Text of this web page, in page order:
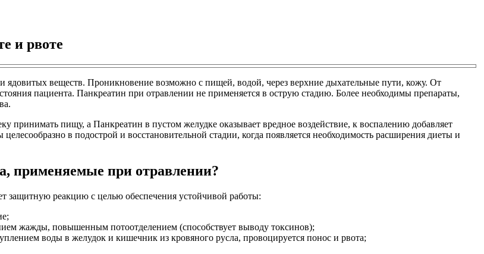
и рвоте
ядовитых веществ. Проникновение возможно с пищей, водой, через верхние дыхательные пути, кожу. От
пациента. Панкреатин при отравлении не применяется в острую стадию. Более необходимы препараты,
принимать пищу, а Панкреатин в пустом желудке оказывает вредное воздействие, к воспалению добавляет
в подострой и восстановительной стадии, когда появляется необходимость расширения диеты и
применяемые при отравлении?
защитную реакцию с целью обеспечения устойчивой работы:
жажды, повышенным потоотделением (способствует выводу токсинов);
воды в желудок и кишечник из кровяного русла, провоцируется понос и рвота;